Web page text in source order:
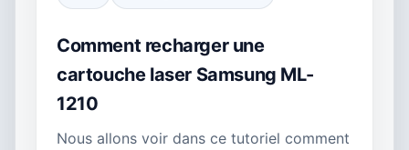
Comment recharger une
cartouche laser Samsung ML-
1210
Nous allons voir dans ce tutoriel comment